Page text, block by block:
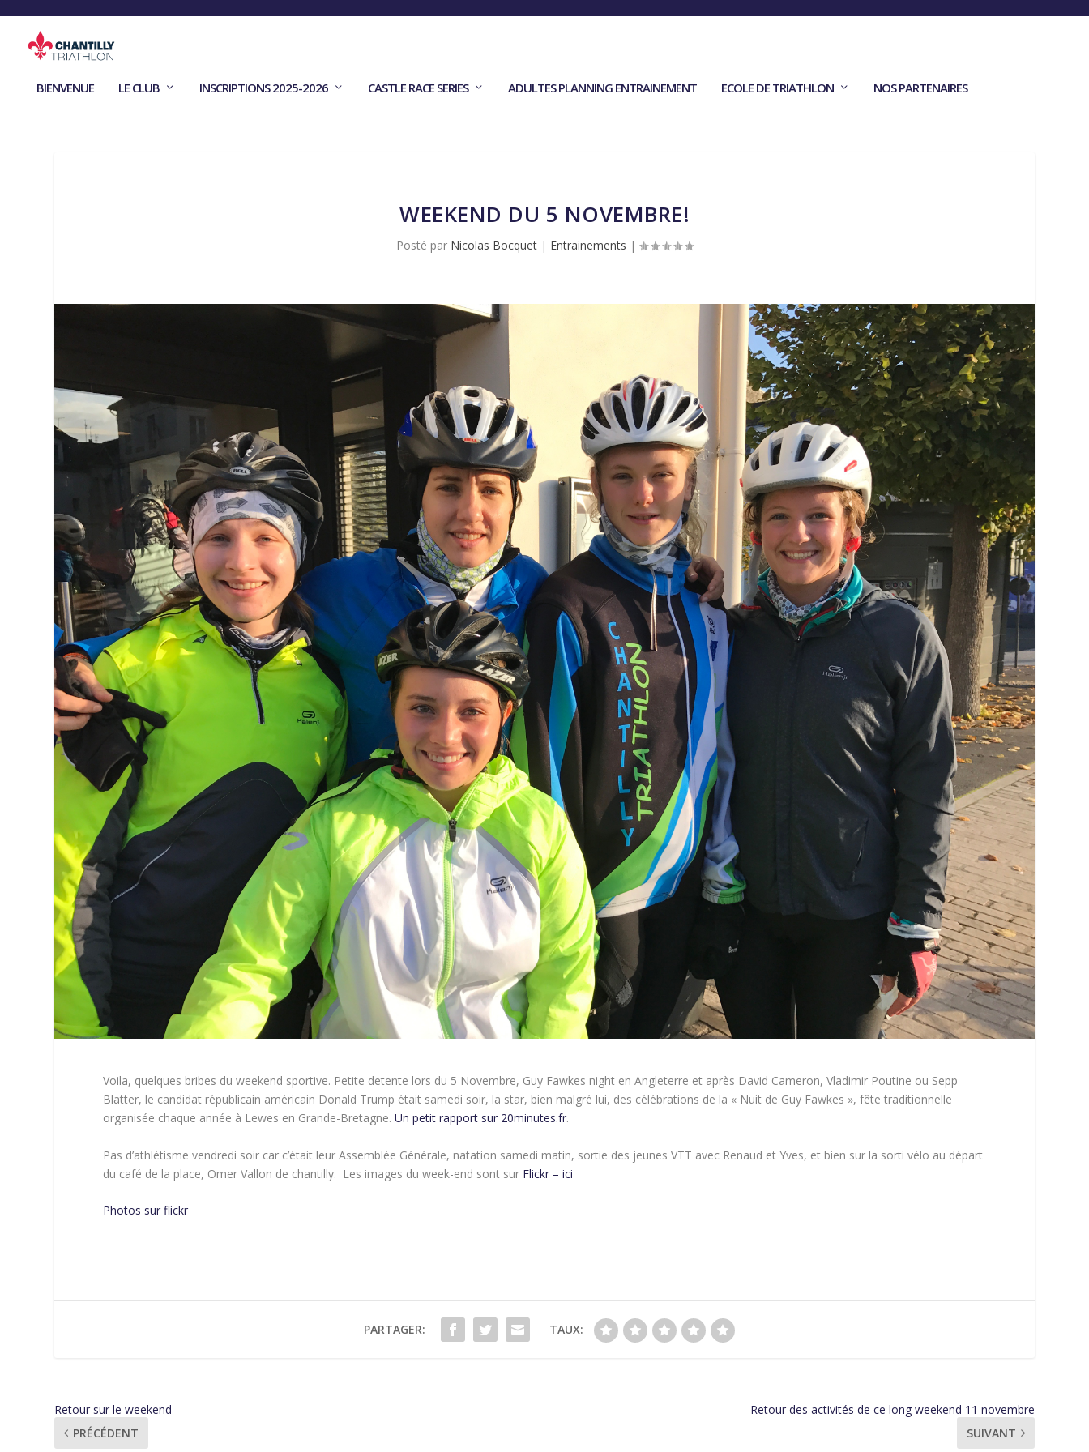
BIENVENUE LE CLUB INSCRIPTIONS 2025-2026 CASTLE RACE SERIES ADULTES PLANNING ENTRAINEMENT ECOLE DE TRIATHLON NOS PARTENAIRES
WEEKEND DU 5 NOVEMBRE!
Posté par Nicolas Bocquet | Entrainements |
Voila, quelques bribes du weekend sportive. Petite detente lors du 5 Novembre, Guy Fawkes night en Angleterre et après David Cameron, Vladimir Poutine ou Sepp
Blatter, le candidat républicain américain Donald Trump était samedi soir, la star, bien malgré lui, des célébrations de la « Nuit de Guy Fawkes », fête traditionnelle
organisée chaque année à Lewes en Grande-Bretagne.Un petit rapport sur 20minutes.fr.
Pas d’athlétisme vendredi soir car c’était leur Assemblée Générale, natation samedi matin, sortie des jeunes VTT avec Renaud et Yves, et bien sur la sorti vélo au départ
du café de la place, Omer Vallon de chantilly. Les images du week-end sont sur Flickr – ici
Photos sur flickr
PARTAGER: TAUX:
Retour sur le weekend
PRÉCÉDENT
Retour des activités de ce long weekend 11 novembre
SUIVANT